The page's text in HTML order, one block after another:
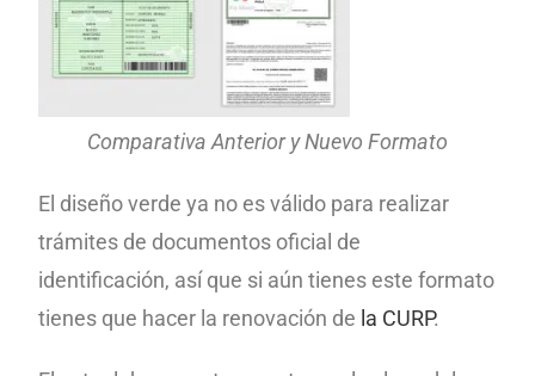
Comparativa Anterior y Nuevo Formato
El diseño verde ya no es válido para realizar
trámites de documentos oficial de
identificación, así que si aún tienes este formato
tienes que hacer la renovación de la CURP.